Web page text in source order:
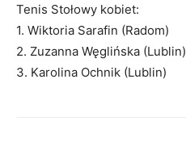
Tenis Stołowy kobiet:
1. Wiktoria Sarafin (Radom)
2. Zuzanna Węglińska (Lublin)
3. Karolina Ochnik (Lublin)